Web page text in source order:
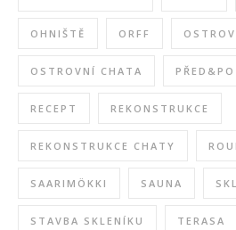
OHNIŠTĚ ORFF OSTROV
OSTROVNÍ CHATA PŘED&PO
RECEPT REKONSTRUKCE
REKONSTRUKCE CHATY
SAARIMÖKKI SAUNA
STAVBA SKLENÍKU TERASA